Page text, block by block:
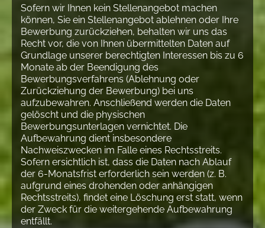
Sofern wir Ihnen kein Stellenangebot machen
können, Sie ein Stellenangebot ablehnen oder Ihre
Bewerbung zurückziehen, behalten wir uns das
Recht vor, die von Ihnen übermittelten Daten auf
Grundlage unserer berechtigten Interessen bis zu 6
Monate ab der Beendigung des
Bewerbungsverfahrens (Ablehnung oder
Zurückziehung der Bewerbung) bei uns
aufzubewahren. Anschließend werden die Daten
gelöscht und die physischen
Bewerbungsunterlagen vernichtet. Die
Aufbewahrung dient insbesondere
Nachweiszwecken im Falle eines Rechtsstreits.
Sofern ersichtlich ist, dass die Daten nach Ablauf
der 6-Monatsfrist erforderlich sein werden (z. B.
aufgrund eines drohenden oder anhängigen
Rechtsstreits), findet eine Löschung erst statt, wenn
der Zweck für die weitergehende Aufbewahrung
entfällt.